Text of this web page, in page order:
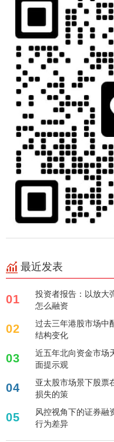
最近发表
01
投资者报告：以放大
怎么融资
02
过去三年港股市场中
结构变化
03
近五年北向资金市场
面提示观
04
亚太股市场景下股票
损失的策
05
风控视角下的证券融
行为差异